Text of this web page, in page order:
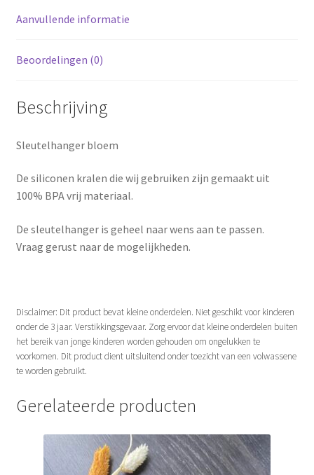
Aanvullende informatie
Beoordelingen (0)
Beschrijving
Sleutelhanger bloem
De siliconen kralen die wij gebruiken zijn gemaakt uit
100% BPA vrij materiaal.
De sleutelhanger is geheel naar wens aan te passen.
Vraag gerust naar de mogelijkheden.
Disclaimer: Dit product bevat kleine onderdelen. Niet geschikt voor kinderen
onder de 3 jaar. Verstikkingsgevaar. Zorg ervoor dat kleine onderdelen buiten
het bereik van jonge kinderen worden gehouden om ongelukken te
voorkomen. Dit product dient uitsluitend onder toezicht van een volwassene
te worden gebruikt.
Gerelateerde producten